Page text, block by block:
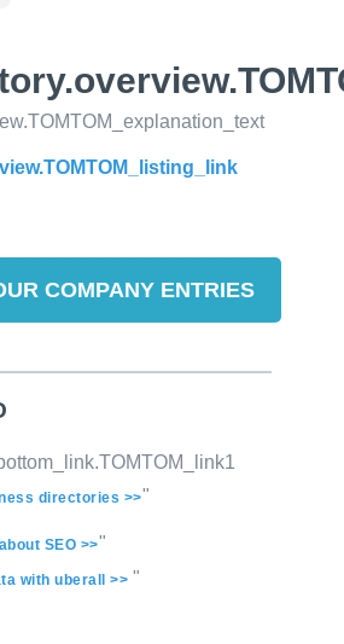
COMPANY ENTRIES
directories >>"
SEO >>"
with uberall >> "